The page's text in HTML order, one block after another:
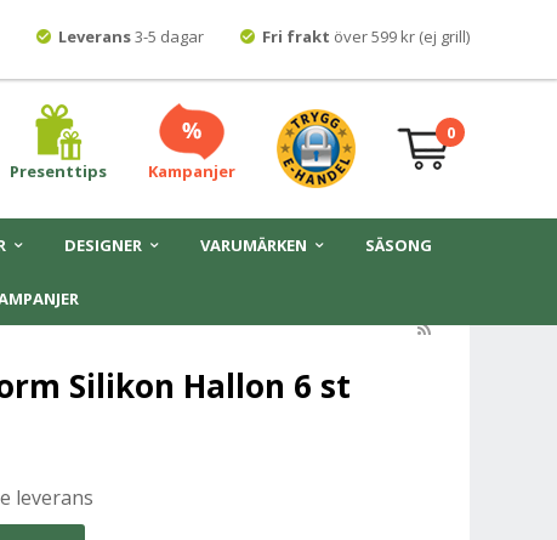
Leverans3-5 dagar Fri frakt över 599 kr (ej grill)
Presenttips Kampanjer
0
DESIGNER VARUMÄRKEN SÄSONG
Silikon Hallon 6 st
leverans